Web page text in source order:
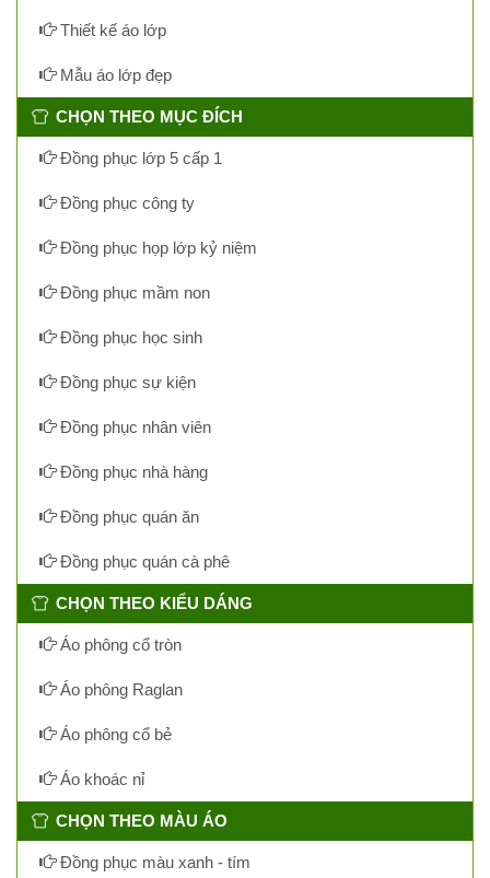
Thiết kế áo lớp
Mẫu áo lớp đẹp
CHỌN THEO MỤC ĐÍCH
Đồng phục lớp 5 cấp 1
Đồng phục công ty
Đồng phục họp lớp kỷ niệm
Đồng phục mầm non
Đồng phục học sinh
Đồng phục sự kiện
Đồng phục nhân viên
Đồng phục nhà hàng
Đồng phục quán ăn
Đồng phục quán cà phê
CHỌN THEO KIỂU DÁNG
Áo phông cổ tròn
Áo phông Raglan
Áo phông cổ bẻ
Áo khoác nỉ
CHỌN THEO MÀU ÁO
Đồng phục màu xanh - tím